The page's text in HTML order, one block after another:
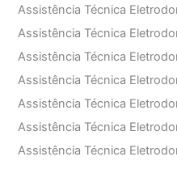
Assistência Técnica
Assistência Técnica
Assistência Técnica
Assistência Técnica
Assistência Técnica
Assistência Técnica
Assistência Técnica